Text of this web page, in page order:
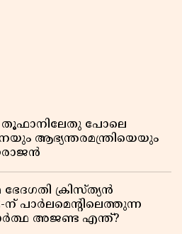
പോലെ
ആഭ്യന്തരമന്ത്രിയെയും
ക്രിസ്ത്യൻ
ന് പാർലമെന്റിലെത്തുന്ന
അജണ്ട എന്ത്?